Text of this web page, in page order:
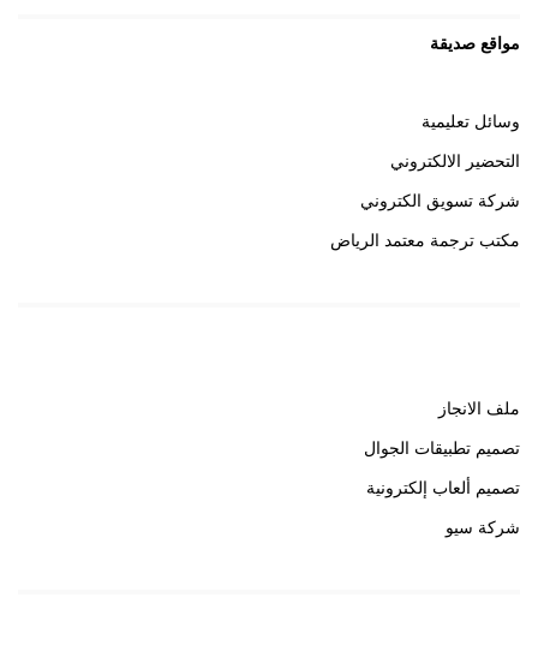
مواقع صديقة
وسائل تعليمية
التحضير الالكتروني
شركة تسويق الكتروني
مكتب ترجمة معتمد الرياض
ملف الانجاز
تصميم تطبيقات الجوال
تصميم ألعاب إلكترونية
شركة سيو